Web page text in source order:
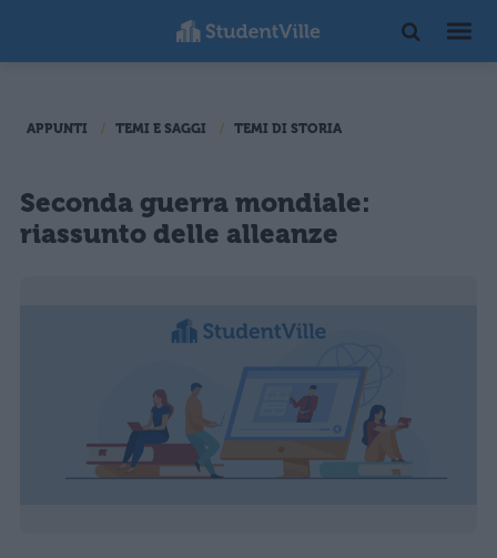
APPUNTI TEMI E SAGGI TEMI DI STORIA
Seconda guerra mondiale:
riassunto delle alleanze